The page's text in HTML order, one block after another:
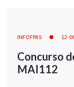
INFOFPAS 12-
Concurso
MAI112